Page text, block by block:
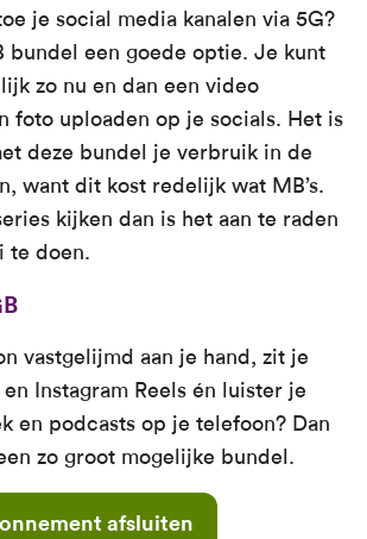
je social media kanalen via 5G?
bundel een goede optie. Je kunt
zo nu en dan een video
foto uploaden op je socials. Het is
deze bundel je verbruik in de
want dit kost redelijk wat MB’s.
kijken dan is het aan te raden
te doen.
vastgelijmd aan je hand, zit je
Instagram Reels én luister je
en podcasts op je telefoon? Dan
zo groot mogelijke bundel.
afsluiten